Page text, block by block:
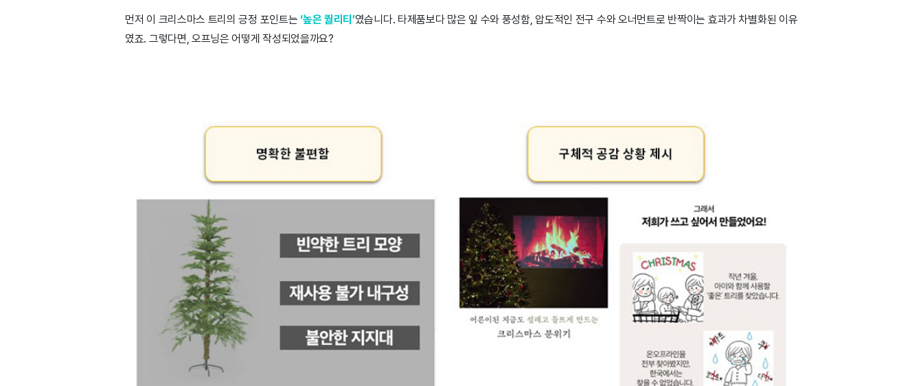
먼저 이 크리스마스 트리의 긍정 포인트는 ‘높은 퀄리티’였습니다. 타제품보다 많은 잎 수와 풍성함, 압도적인 전구 수와 오너먼트로 반짝이는 효과가 차별화된 이유
였죠. 그렇다면, 오프닝은 어떻게 작성되었을까요?